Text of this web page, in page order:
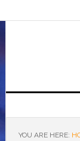
YOU ARE HERE: